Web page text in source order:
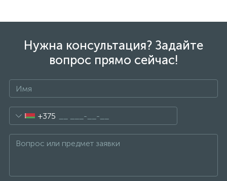
Нужна консультация? Задайте
вопрос прямо сейчас!
+375